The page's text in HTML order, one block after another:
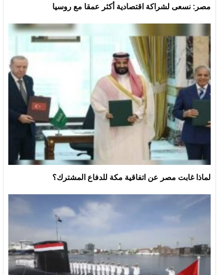
مصر: نسعى لشراكة اقتصادية أكثر عمقا مع روسيا
لماذا غابت مصر عن اتفاقية مكة للدفاع المشترك؟